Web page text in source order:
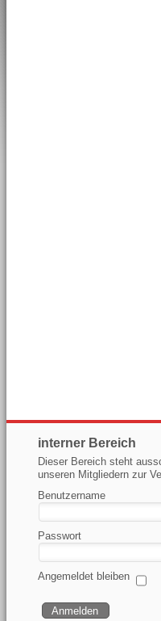
interner Bereich
Dieser Bereich steht
unseren Mitgliedern zur
Benutzername
Passwort
Angemeldet bleiben